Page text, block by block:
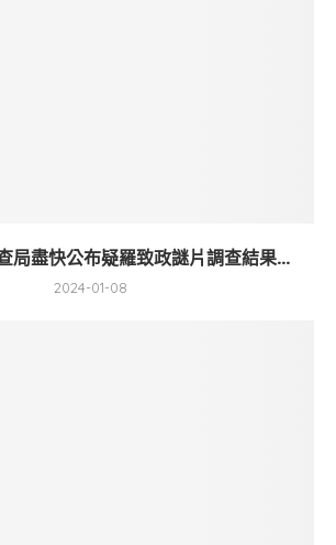
局盡快公布疑羅致政謎片調查結果...
2024-01-08